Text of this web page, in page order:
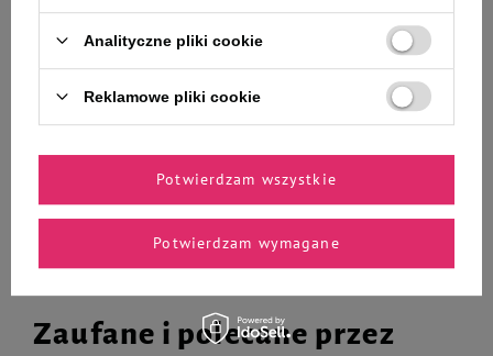
+
Do koszyka
Cena regularna:5,14 zł -3%
Najniższa cena produktu w okresie
30 dni przed wprowadzeniem
+
Do koszyka
Zaufane i polecane przez
Analityczne pliki cookie
Reklamowe pliki cookie
Potwierdzam wymagane
Potwierdzam wszystkie